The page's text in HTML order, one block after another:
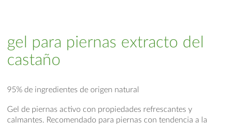
gel para piernas extracto del
castaño
95% de ingredientes de origen natural
Gel de piernas activo con propiedades refrescantes y
calmantes. Recomendado para piernas con tendencia a la